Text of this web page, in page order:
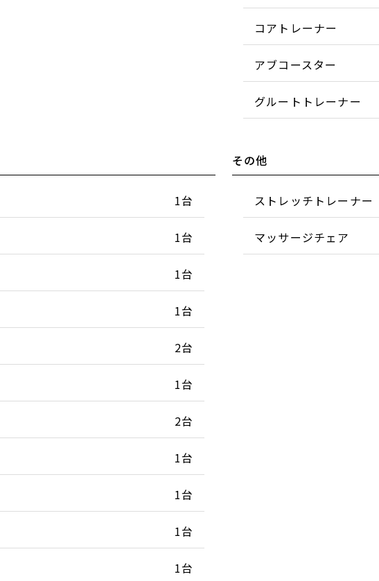
コアトレーナー
アブコースター
グルートトレーナー
1台
1台
1台
1台
2台
1台
2台
1台
1台
1台
1台
その他
ストレッチトレーナー
マッサージチェア